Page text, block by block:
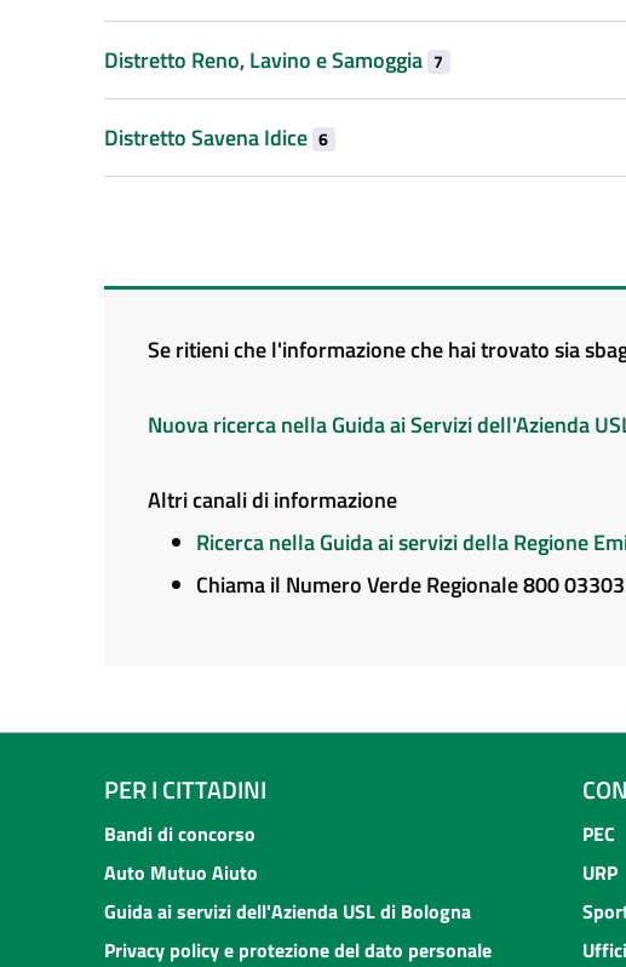
Distretto Reno, Lavino e Samoggia 7
Distretto Savena Idice 6
Se ritieni che l'informazione che hai trovato sia
Nuova ricerca nella Guida ai Servizi dell'Azienda
Altri canali di informazione
Ricerca nella Guida ai servizi della Regione
Chiama il Numero Verde Regionale 800
PER I CITTADINI
Bandi di concorso
Auto Mutuo Aiuto
Guida ai servizi dell'Azienda USL di Bologna
Privacy policy e protezione del dato personale
PEC
URP